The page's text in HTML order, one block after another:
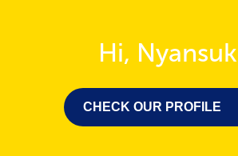
Hi,
CHECK OUR PROFILE